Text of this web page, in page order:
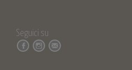
Seguici su